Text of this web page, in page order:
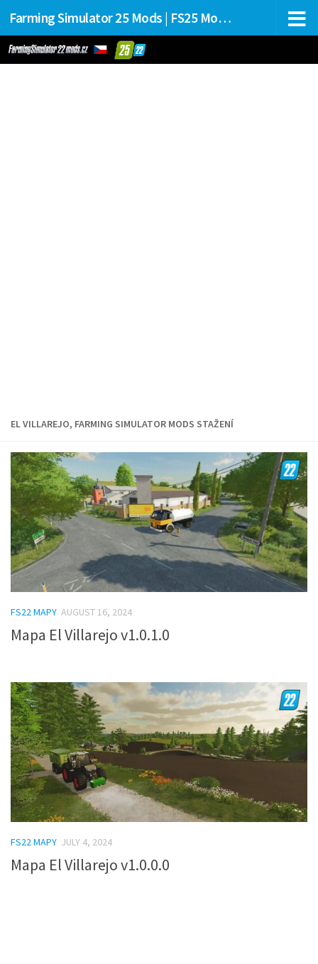
Farming Simulator 25 Mods | FS25 Mods Stahování
EL VILLAREJO, FARMING SIMULATOR MODS STAŽENÍ
FS22 MAPY AUGUST 16, 2024
Mapa El Villarejo v1.0.1.0
FS22 MAPY JULY 4, 2024
Mapa El Villarejo v1.0.0.0